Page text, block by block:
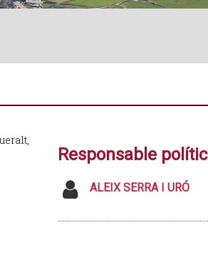
Responsable polític
ALEIX SERRA I URÓ